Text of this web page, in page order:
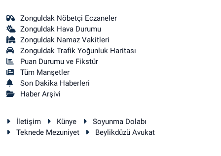
Zonguldak Nöbetçi Eczaneler
Zonguldak Hava Durumu
Zonguldak Namaz Vakitleri
Zonguldak Trafik Yoğunluk Haritası
Puan Durumu ve Fikstür
Tüm Manşetler
Son Dakika Haberleri
Haber Arşivi
İletişim Künye
Soyunma Dolabı
Teknede Mezuniyet
Beylikdüzü Avukat